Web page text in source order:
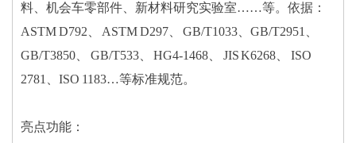
料、机会车零部件、新材料研究实验室……等。依据：
ASTM D792、 ASTM D297、 GB/T1033、GB/T2951、
GB/T3850、 GB/T533、 HG4-1468、 JIS K6268、 ISO
2781、ISO 1183…等标准规范。
亮点功能：